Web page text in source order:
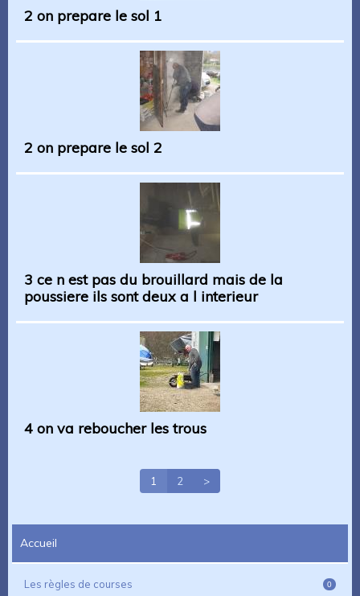
2 on prepare le sol 1
2 on prepare le sol 2
3 ce n est pas du brouillard mais de la
poussiere ils sont deux a l interieur
4 on va reboucher les trous
1 2 >
Accueil
Les règles de courses 0